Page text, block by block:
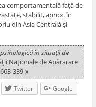
comportamentală faţă de
stabilit, aprox. în
din Asia Centrală şi
în situaţii de
Naţionale de Apărarare
339-x
Twitter
Google